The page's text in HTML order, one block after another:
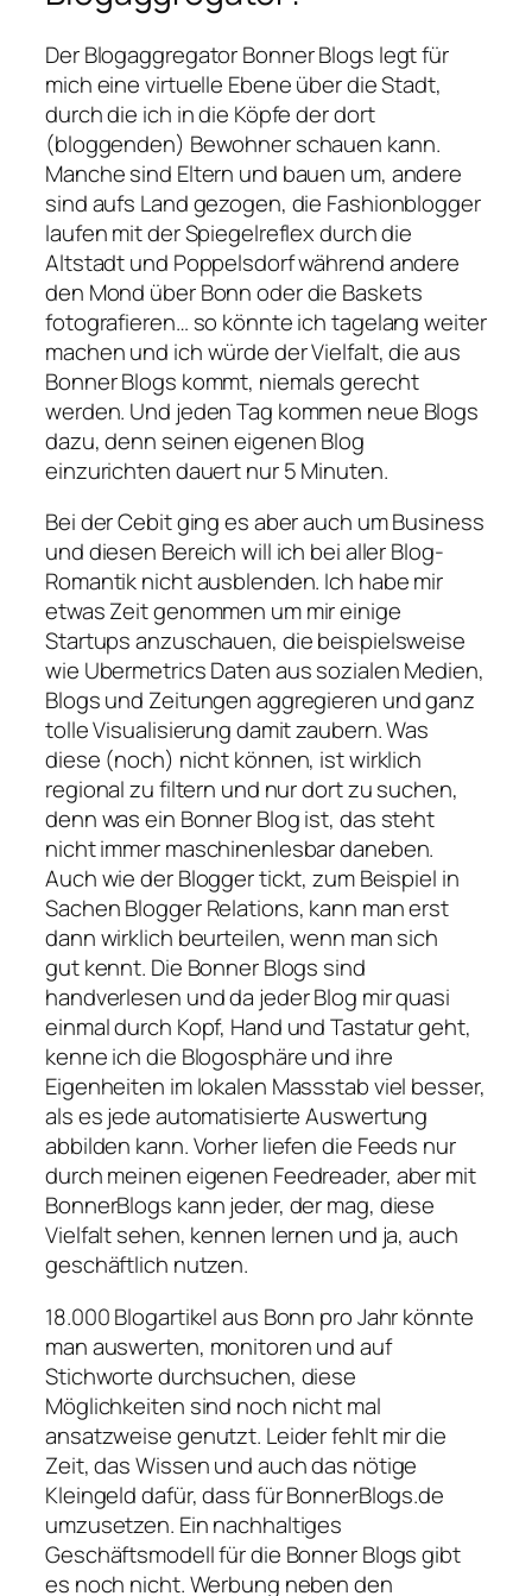
Der Blogaggregator Bonner Blogs legt für
mich eine virtuelle Ebene über die Stadt,
durch die ich in die Köpfe der dort
(bloggenden) Bewohner schauen kann.
Manche sind Eltern und bauen um, andere
sind aufs Land gezogen, die Fashionblogger
laufen mit der Spiegelreflex durch die
Altstadt und Poppelsdorf während andere
den Mond über Bonn oder die Baskets
fotografieren… so könnte ich tagelang weiter
machen und ich würde der Vielfalt, die aus
Bonner Blogs kommt, niemals gerecht
werden. Und jeden Tag kommen neue Blogs
dazu, denn seinen eigenen Blog
einzurichten dauert nur 5 Minuten.
Bei der Cebit ging es aber auch um Business
und diesen Bereich will ich bei aller Blog-
Romantik nicht ausblenden. Ich habe mir
etwas Zeit genommen um mir einige
Startups anzuschauen, die beispielsweise
wie Ubermetrics Daten aus sozialen Medien,
Blogs und Zeitungen aggregieren und ganz
tolle Visualisierung damit zaubern. Was
diese (noch) nicht können, ist wirklich
regional zu filtern und nur dort zu suchen,
denn was ein Bonner Blog ist, das steht
nicht immer maschinenlesbar daneben.
Auch wie der Blogger tickt, zum Beispiel in
Sachen Blogger Relations, kann man erst
dann wirklich beurteilen, wenn man sich
gut kennt. Die Bonner Blogs sind
handverlesen und da jeder Blog mir quasi
einmal durch Kopf, Hand und Tastatur geht,
kenne ich die Blogosphäre und ihre
Eigenheiten im lokalen Massstab viel besser,
als es jede automatisierte Auswertung
abbilden kann. Vorher liefen die Feeds nur
durch meinen eigenen Feedreader, aber mit
BonnerBlogs kann jeder, der mag, diese
Vielfalt sehen, kennen lernen und ja, auch
geschäftlich nutzen.
18.000 Blogartikel aus Bonn pro Jahr könnte
man auswerten, monitoren und auf
Stichworte durchsuchen, diese
Möglichkeiten sind noch nicht mal
ansatzweise genutzt. Leider fehlt mir die
Zeit, das Wissen und auch das nötige
Kleingeld dafür, dass für BonnerBlogs.de
umzusetzen. Ein nachhaltiges
Geschäftsmodell für die Bonner Blogs gibt
es noch nicht. Werbung neben den